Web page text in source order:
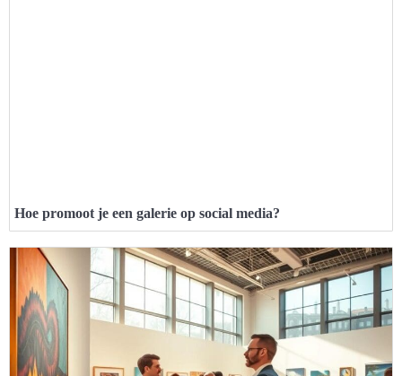
Hoe promoot je een galerie op social media?